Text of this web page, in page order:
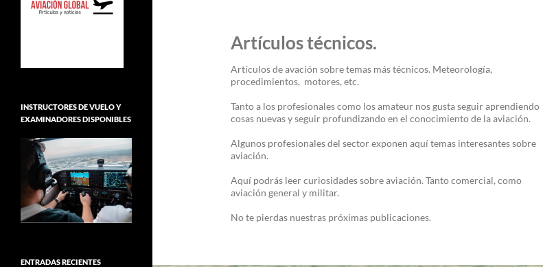
Artículos técnicos.
Artículos de avación sobre temas más técnicos. Meteorología,
procedimientos, motores, etc.
Tanto a los profesionales como los amateur nos gusta seguir aprendiendo
cosas nuevas y seguir profundizando en el conocimiento de la aviación.
Algunos profesionales del sector exponen aquí temas interesantes sobre
aviación.
Aquí podrás leer curiosidades sobre aviación. Tanto comercial, como
aviación general y militar.
No te pierdas nuestras próximas publicaciones.
INSTRUCTORES DE VUELO Y
EXAMINADORES DISPONIBLES
ENTRADAS RECIENTES